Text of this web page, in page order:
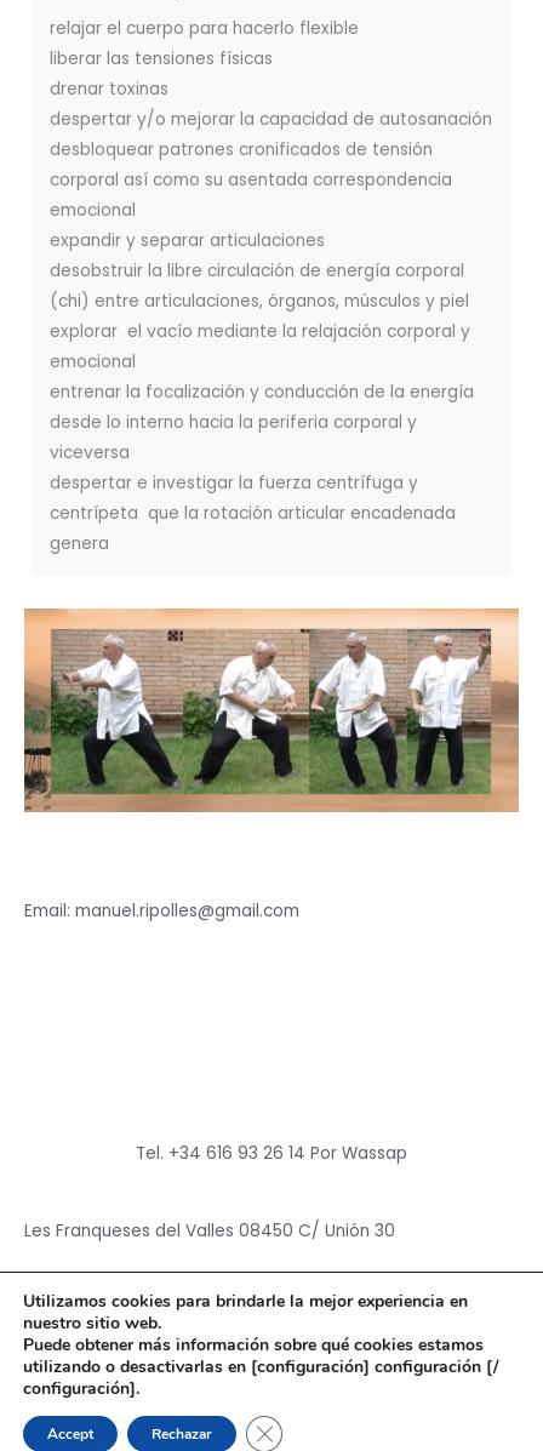
relajar el cuerpo para hacerlo flexible
liberar las tensiones físicas
drenar toxinas
despertar y/o mejorar la capacidad de autosanación
desbloquear patrones cronificados de tensión
corporal así como su asentada correspondencia
emocional
expandir y separar articulaciones
desobstruir la libre circulación de energía corporal
(chi) entre articulaciones, órganos, músculos y piel
explorar el vacío mediante la relajación corporal y
emocional
entrenar la focalización y conducción de la energía
desde lo interno hacia la periferia corporal y
viceversa
despertar e investigar la fuerza centrífuga y
centrípeta que la rotación articular encadenada
genera
Email: manuel.ripolles@gmail.com
Tel. +34 616 93 26 14 Por Wassap
Les Franqueses del Valles 08450 C/ Unión 30
Copyright © 2026Hun Yuan Chen
Powered byHun Yuan Chen
Utilizamos cookies para brindarle la mejor experiencia en
nuestro sitio web.
Puede obtener más información sobre qué cookies estamos
utilizando o desactivarlas en [configuración] configuración [/
configuración].
Accept Rechazar CERRAR EL BANNER DE